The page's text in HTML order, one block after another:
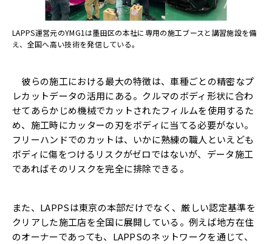
LAPPS運営元のYMG1は墨田区の本社に専用の施工ブースと講習施設を備
え、全国へ高い技術を発信している。
彼らの施工における最大の特徴は、車種ごとの精密なプ
レカットデータの活用にある。クルマのボディ形状に合わ
せてあらかじめ機械でカットされたフィルムを使用するた
め、施工時にカッターの刃をボディに当てる必要がない。
フリーハンドでのカットは、いかに熟練の職人といえども
ボディに傷をつけるリスクがゼロではないが、データ施工
であればそのリスクを完全に排除できる。
また、LAPPSは東京の本部だけでなく、厳しい認定基準を
クリアした施工店を全国に展開している。例えば地方在住
のオーナーであっても、LAPPSのネットワークを通じて、